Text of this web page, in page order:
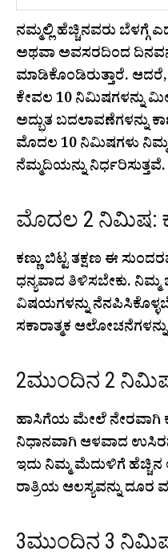
ನಮ್ಮಲ್ಲಿ ಹೆಚ್ಚಿನವರು ಬೆಳಗ್ಗೆ
ಅಥವಾ ಅವಸರದಿಂದ
ಮಾಡಿಕೊಂಡಿರುತ್ತಾರೆ.
ಕೇವಲ 10 ನಿಮಿಷಗಳನ್ನು
ಅದ್ಭುತ ಬದಲಾವಣೆಗಳನ್ನು
ಮೊದಲ 10 ನಿಮಿಷಗಳು
ನೆಮ್ಮದಿಯನ್ನು ನಿರ್ಧರಿಸುತ್ತವೆ.
ಮೊದಲ 2 ನಿಮಿಷ:
ಕಣ್ಣು ಬಿಟ್ಟ ತಕ್ಷಣ ಈ
ಧನ್ಯವಾದ ತಿಳಿಸಬೇಕು.
ವಿಷಯಗಳನ್ನು
ಸಕಾರಾತ್ಮಕ ಆಲೋಚನೆಗಳನ್ನು
2ಮುಂದಿನ 2
ಹಾಸಿಗೆಯ ಮೇಲೆ ನೇರವಾಗಿ
ನಿಧಾನವಾಗಿ ಆಳವಾದ
ಇದು ನಿಮ್ಮ ಮೆದುಳಿಗೆ ಹೆಚ್ಚಿನ
ರಾತ್ರಿಯ ಆಲಸ್ಯವನ್ನು ದೂರ
3ಮುಂದಿನ 3